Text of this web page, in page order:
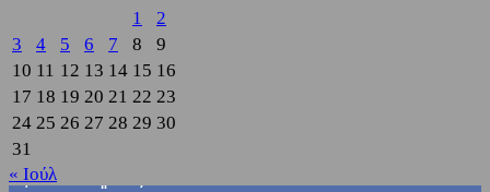
1
2
3
4 5 6 7 8
9
10 11 12 13 14 15 16
17 18 19 20 21 22 23
24 25 26 27 28 29 30
31
« Ιούλ
3,822